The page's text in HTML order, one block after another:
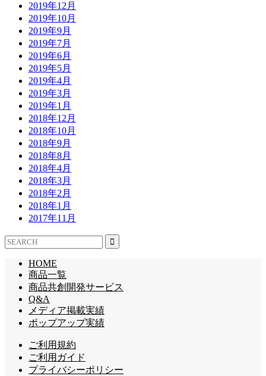
2019年12月
2019年10月
2019年9月
2019年7月
2019年6月
2019年5月
2019年4月
2019年3月
2019年1月
2018年12月
2018年10月
2018年9月
2018年8月
2018年4月
2018年3月
2018年2月
2018年1月
2017年11月
HOME
商品一覧
商品共創開発サービス
Q&A
メディア掲載実績
ポップアップ実績
ご利用規約
ご利用ガイド
プライバシーポリシー